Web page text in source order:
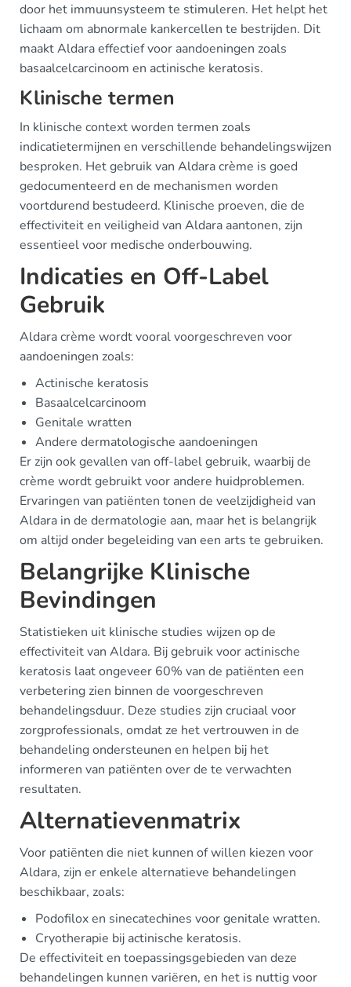
door het immuunsysteem te stimuleren. Het helpt het
lichaam om abnormale kankercellen te bestrijden. Dit
maakt Aldara effectief voor aandoeningen zoals
basaalcelcarcinoom en actinische keratosis.
Klinische termen
In klinische context worden termen zoals
indicatietermijnen en verschillende behandelingswijzen
besproken. Het gebruik van Aldara crème is goed
gedocumenteerd en de mechanismen worden
voortdurend bestudeerd. Klinische proeven, die de
effectiviteit en veiligheid van Aldara aantonen, zijn
essentieel voor medische onderbouwing.
Indicaties en Off-Label
Gebruik
Aldara crème wordt vooral voorgeschreven voor
aandoeningen zoals:
Actinische keratosis
Basaalcelcarcinoom
Genitale wratten
Andere dermatologische aandoeningen
Er zijn ook gevallen van off-label gebruik, waarbij de
crème wordt gebruikt voor andere huidproblemen.
Ervaringen van patiënten tonen de veelzijdigheid van
Aldara in de dermatologie aan, maar het is belangrijk
om altijd onder begeleiding van een arts te gebruiken.
Belangrijke Klinische
Bevindingen
Statistieken uit klinische studies wijzen op de
effectiviteit van Aldara. Bij gebruik voor actinische
keratosis laat ongeveer 60% van de patiënten een
verbetering zien binnen de voorgeschreven
behandelingsduur. Deze studies zijn cruciaal voor
zorgprofessionals, omdat ze het vertrouwen in de
behandeling ondersteunen en helpen bij het
informeren van patiënten over de te verwachten
resultaten.
Alternatievenmatrix
Voor patiënten die niet kunnen of willen kiezen voor
Aldara, zijn er enkele alternatieve behandelingen
beschikbaar, zoals:
Podofilox en sinecatechines voor genitale wratten.
Cryotherapie bij actinische keratosis.
De effectiviteit en toepassingsgebieden van deze
behandelingen kunnen variëren, en het is nuttig voor